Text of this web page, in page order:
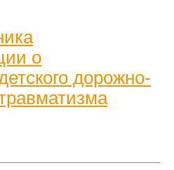
о
дорожно-